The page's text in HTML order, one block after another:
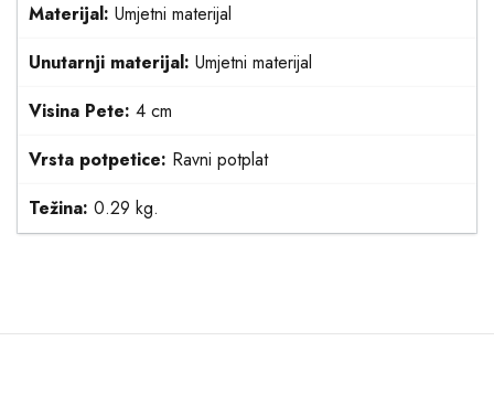
Materijal: Umjetni materijal
Unutarnji materijal: Umjetni materijal
Visina Pete: 4 cm
Vrsta potpetice: Ravni potplat
Težina: 0.29 kg.